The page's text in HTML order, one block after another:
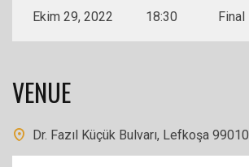
Ekim 29, 2022 18:30 Final
VENUE
Dr. Fazıl Küçük Bulvarı, Lefkoşa 99010